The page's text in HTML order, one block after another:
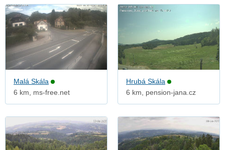
Malá Skála
6 km, ms-free.net
Hrubá Skála
6 km, pension-jana.cz